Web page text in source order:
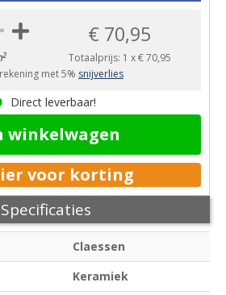
2
€ 70,95
Totaalprijs: 1 x€ 70,95
met 5% snijverlies
Direct leverbaar!
winkelwagen
voor korting
Specificaties
Claessen
Keramiek